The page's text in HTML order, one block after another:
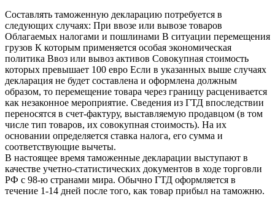
Составлять таможенную декларацию потребуется в
следующих случаях: При ввозе или вывозе товаров
Облагаемых налогами и пошлинами В ситуации перемещения
грузов К которым применяется особая экономическая
политика Ввоз или вывоз активов Совокупная стоимость
которых превышает 100 евро Если в указанных выше случаях
декларация не будет составлена и оформлена должным
образом, то перемещение товара через границу расценивается
как незаконное мероприятие. Сведения из ГТД впоследствии
переносятся в счет-фактуру, выставляемую продавцом (в том
числе тип товаров, их совокупная стоимость). На их
основании определяется ставка налога, его сумма и
соответствующие вычеты.
В настоящее время таможенные декларации выступают в
качестве учетно-статистических документов в ходе торговли
РФ с 98-ю странами мира. Обычно ГТД оформляется в
течение 1-14 дней после того, как товар прибыл на таможню.